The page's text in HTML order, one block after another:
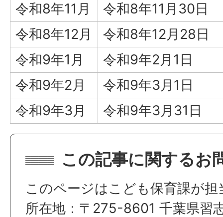
令和8年11月
令和8年11月30日
令和8年12月
令和8年12月28日
令和9年1月
令和9年2月1日
令和9年2月
令和9年3月1日
令和9年3月
令和9年3月31
この記事に関するお
このページはこども保育課が
所在地：〒275-8601 千葉県習